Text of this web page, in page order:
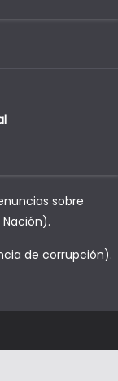
sobre
de corrupción).